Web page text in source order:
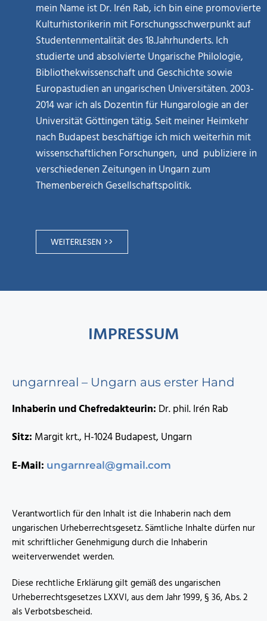
mein Name ist Dr. Irén Rab, ich bin eine promovierte
Kulturhistorikerin mit Forschungsschwerpunkt auf
Studentenmentalität des 18.Jahrhunderts. Ich
studierte und absolvierte Ungarische Philologie,
Bibliothekwissenschaft und Geschichte sowie
Europastudien an ungarischen Universitäten. 2003-
2014 war ich als Dozentin für Hungarologie an der
Universität Göttingen tätig. Seit meiner Heimkehr
nach Budapest beschäftige ich mich weiterhin mit
wissenschaftlichen Forschungen, und publiziere in
verschiedenen Zeitungen in Ungarn zum
Themenbereich Gesellschaftspolitik.
WEITERLESEN >>
IMPRESSUM
ungarnreal – Ungarn aus erster Hand
Inhaberin und Chefredakteurin: Dr. phil. Irén Rab
Sitz: Margit krt., H-1024 Budapest, Ungarn
E-Mail: ungarnreal@gmail.com
Verantwortlich für den Inhalt ist die Inhaberin nach dem
ungarischen Urheberrechtsgesetz. Sämtliche Inhalte dürfen nur
mit schriftlicher Genehmigung durch die Inhaberin
weiterverwendet werden.
Diese rechtliche Erklärung gilt gemäß des ungarischen
Urheberrechtsgesetzes LXXVI, aus dem Jahr 1999, § 36, Abs. 2
als Verbotsbescheid.